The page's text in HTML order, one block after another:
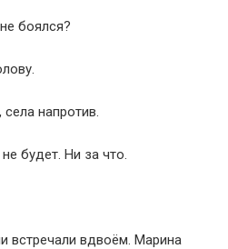
боялся?
напротив.
будет. Ни за что.
вдвоём. Марина